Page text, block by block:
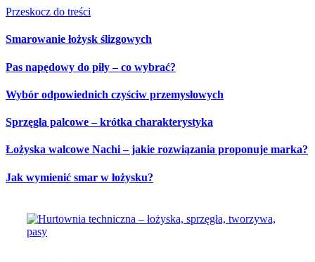
Przeskocz do treści
Smarowanie łożysk ślizgowych
Pas napędowy do piły – co wybrać?
Wybór odpowiednich czyściw przemysłowych
Sprzęgła palcowe – krótka charakterystyka
Łożyska walcowe Nachi – jakie rozwiązania proponuje marka?
Jak wymienić smar w łożysku?